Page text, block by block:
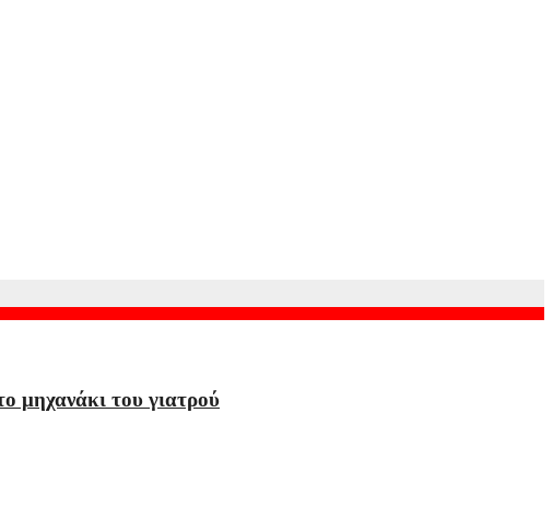
μηχανάκι του γιατρού